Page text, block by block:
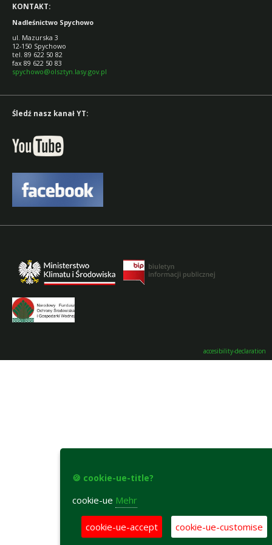
KONTAKT:
Nadleśnictwo Spychowo
ul. Mazurska 3
12-150 Spychowo
tel. 89 622 50 82
fax 89 622 50 83
spychowo@olsztyn.lasy.gov.pl
Śledź nasz kanał YT:
accesibility-declaration
🍪 cookie-ue-title?
cookie-ue Mehr
cookie-ue-accept cookie-ue-customise